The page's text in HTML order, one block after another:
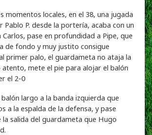
momentos locales, en el 38, una jugada
Pablo P. desde la portería, acaba con un
Carlos, pase en profundidad a Pipe, que
de fondo y muy justito consigue
primer palo, el guardameta no ataja la
mete el pie para alojar el balón
el 2-0
largo a la banda izquierda que
a la espalda de la defensa, y pase
salida del guardameta que Hugo